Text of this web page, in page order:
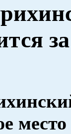
место